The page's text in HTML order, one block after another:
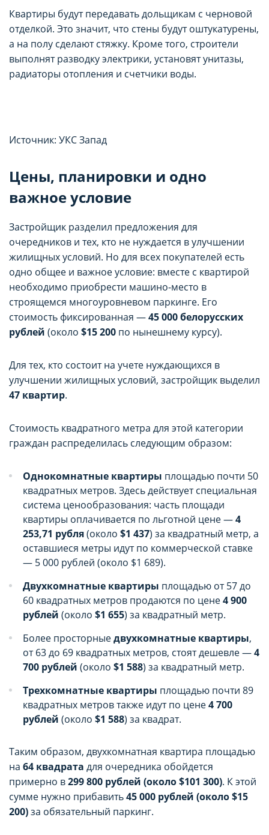
Квартиры будут передавать дольщикам с черновой
отделкой. Это значит, что стены будут оштукатурены,
а на полу сделают стяжку. Кроме того, строители
выполнят разводку электрики, установят унитазы,
радиаторы отопления и счетчики воды.
Источник: УКС Запад
Цены, планировки и одно
важное условие
Застройщик разделил предложения для
очередников и тех, кто не нуждается в улучшении
жилищных условий. Но для всех покупателей есть
одно общее и важное условие: вместе с квартирой
необходимо приобрести машино-место в
строящемся многоуровневом паркинге. Его
стоимость фиксированная —45 000 белорусских
рублей (около $15 200 по нынешнему курсу).
Для тех, кто состоит на учете нуждающихся в
улучшении жилищных условий, застройщик выделил
47 квартир.
Стоимость квадратного метра для этой категории
граждан распределилась следующим образом:
Однокомнатные квартиры площадью почти 50
квадратных метров. Здесь действует специальная
система ценообразования: часть площади
квартиры оплачивается по льготной цене —4
253,71 рубля(около $1 437) за квадратный метр, а
оставшиеся метры идут по коммерческой ставке
— 5 000 рублей (около $1 689).
Двухкомнатные квартиры площадью от 57 до
60 квадратных метров продаются по цене4 900
рублей (около $1 655) за квадратный метр.
Более просторныедвухкомнатные квартиры,
от 63 до 69 квадратных метров, стоят дешевле —4
700 рублей (около $1 588) за квадратный метр.
Трехкомнатные квартиры площадью почти 89
квадратных метров также идут по цене4 700
рублей (около $1 588) за квадрат.
Таким образом, двухкомнатная квартира площадью
на 64 квадрата для очередника обойдется
примерно в299 800 рублей (около $101 300). К этой
сумме нужно прибавить45 000 рублей (около $15
200)за обязательный паркинг.